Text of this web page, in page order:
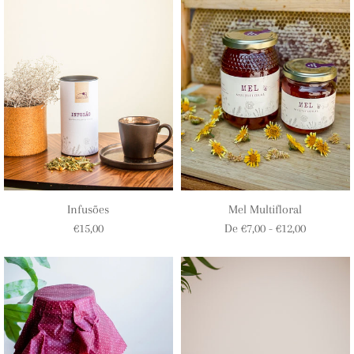
Infusões
€15,00
Mel Multifloral
De €7,00 - €12,00